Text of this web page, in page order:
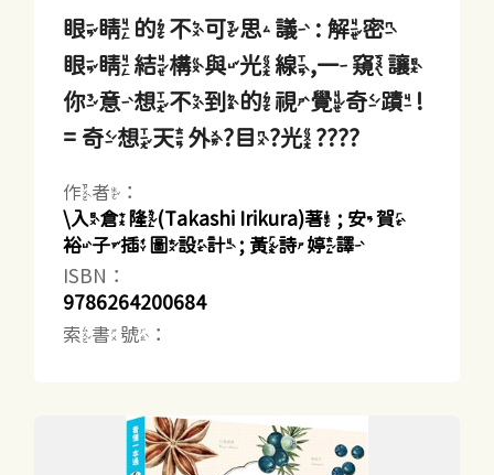
眼睛的不可思議 : 解密
眼睛結構與光線,一窺讓
你意想不到的視覺奇蹟!
= 奇想天外?目?光????
作者：
\入倉隆(Takashi Irikura)著 ; 安賀
裕子插圖設計 ; 黃詩婷譯
ISBN：
9786264200684
索書號：